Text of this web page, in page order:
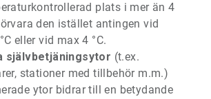
plats i mer än 4
den istället antingen vid
eller vid max 4 °C.
självbetjäningsytor (t.ex.
stationer med tillbehör m.m.)
ytor bidrar till en betydande